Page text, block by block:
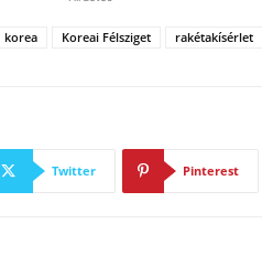
korea Koreai Félsziget rakétakísérlet
Twitter Pinterest